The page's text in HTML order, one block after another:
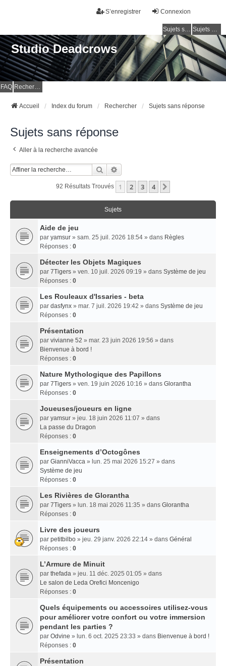
Connexion
S’enregistrer
Sujets sans réponse Sujets actifs
Studio Deadcrows
FAQ Rechercher
Accueil Index du forum Rechercher Sujets sans réponse
Sujets sans réponse
Aller à la recherche avancée
Rechercher
92 Résultats Trouvés 1 2 3 4
Sujets
Aide de jeu
par yamsur » sam. 25 juil. 2026 18:54 » dans Règles
Réponses : 0
Détecter les Objets Magiques
par 7Tigers » ven. 10 juil. 2026 09:19 » dans Système de jeu
Réponses : 0
Les Rouleaux d'Issaries - beta
par dasfynx » mar. 7 juil. 2026 19:42 » dans Système de jeu
Réponses : 0
Présentation
par vivianne 52 » mar. 23 juin 2026 19:56 » dans
Bienvenue à bord !
Réponses : 0
Nature Mythologique des Papillons
par 7Tigers » ven. 19 juin 2026 10:16 » dans Glorantha
Réponses : 0
Joueuses/joueurs en ligne
par yamsur » jeu. 18 juin 2026 11:07 » dans
La passe du Dragon
Réponses : 0
Enseignements dʼOctogônes
par GianniVacca » lun. 25 mai 2026 15:27 » dans
Système de jeu
Réponses : 0
Les Rivières de Glorantha
par 7Tigers » lun. 18 mai 2026 11:35 » dans Glorantha
Réponses : 0
Livre des joueurs
par petitbilbo » jeu. 29 janv. 2026 22:14 » dans Général
Réponses : 0
L’Armure de Minuit
par thefada » jeu. 11 déc. 2025 01:05 » dans
Le salon de Leda Orefici Moncenigo
Réponses : 0
Quels équipements ou accessoires utilisez-vous
pour améliorer votre confort ou votre immersion
pendant les parties ?
par Odvine » lun. 6 oct. 2025 23:33 » dans Bienvenue à bord !
Réponses : 0
Présentation